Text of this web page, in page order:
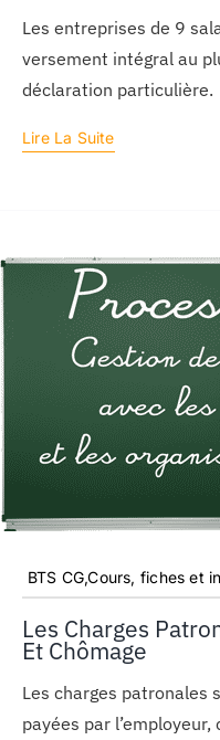
Les entreprises de 9
versement intégral au
déclaration particulière.
Lire La Suite
BTS CG,Cours, fiches et
Les Charges
Et Chômage
Les charges patronales
payées par